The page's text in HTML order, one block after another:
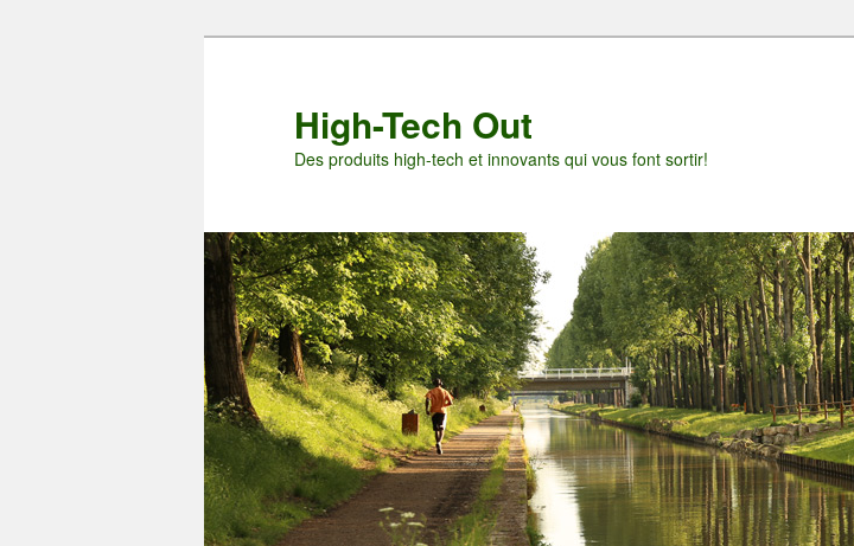
High-Tech Out
Des produits high-tech et innovants qui vous font sortir!